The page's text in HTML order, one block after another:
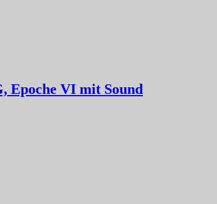
Epoche VI mit Sound